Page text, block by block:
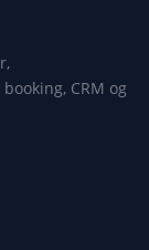
CRM og